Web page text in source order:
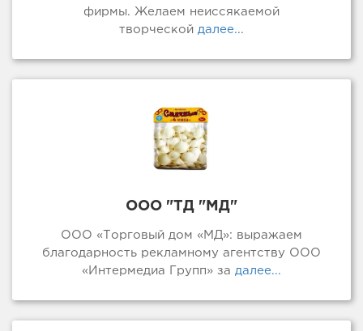
фирмы. Желаем неиссякаемой
творческой далее...
ООО "ТД "МД"
ООО «Торговый дом «МД»: выражаем
благодарность рекламному агентству ООО
«Интермедиа Групп» за далее...